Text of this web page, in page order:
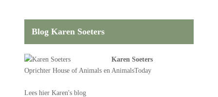
Blog Karen Soeters
Karen Soeters
Oprichter House of Animals en AnimalsToday
Lees hier Karen's blog